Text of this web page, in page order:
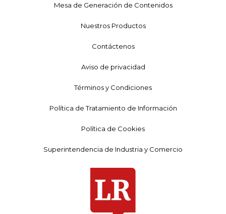
Mesa de Generación de Contenidos
Nuestros Productos
Contáctenos
Aviso de privacidad
Términos y Condiciones
Política de Tratamiento de Información
Política de Cookies
Superintendencia de Industria y Comercio